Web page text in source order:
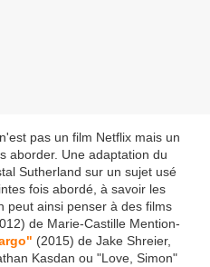
pas un film Netflix mais un
aborder. Une adaptation du
Sutherland sur un sujet usé
fois abordé, à savoir les
peut ainsi penser à des films
de Marie-Castille Mention-
(2015) de Jake Shreier,
Kasdan ou "Love, Simon"